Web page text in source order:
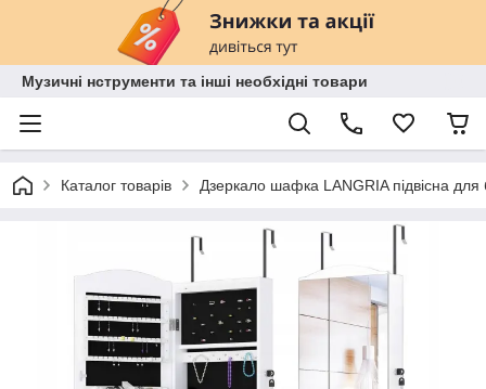
Музичні нструменти та інші необхідні товари
Каталог товарів Дзеркало шафка LANGRIA підвісна для